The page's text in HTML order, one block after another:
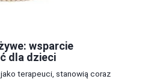
wsparcie
dla dzieci
terapeuci, stanowią coraz